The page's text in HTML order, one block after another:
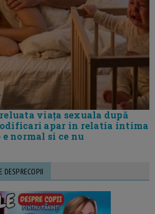
viața sexuala după
apar in relatia intima
normal si ce nu
DESPRECOPII